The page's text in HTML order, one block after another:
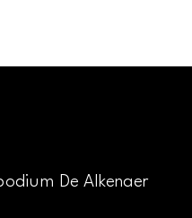
De Alkenaer